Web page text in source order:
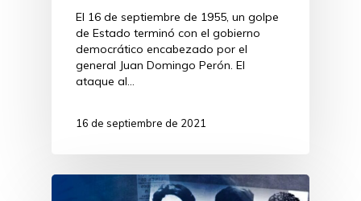
El 16 de septiembre de 1955, un golpe
de Estado terminó con el gobierno
democrático encabezado por el
general Juan Domingo Perón. El
ataque al…
16 de septiembre de 2021